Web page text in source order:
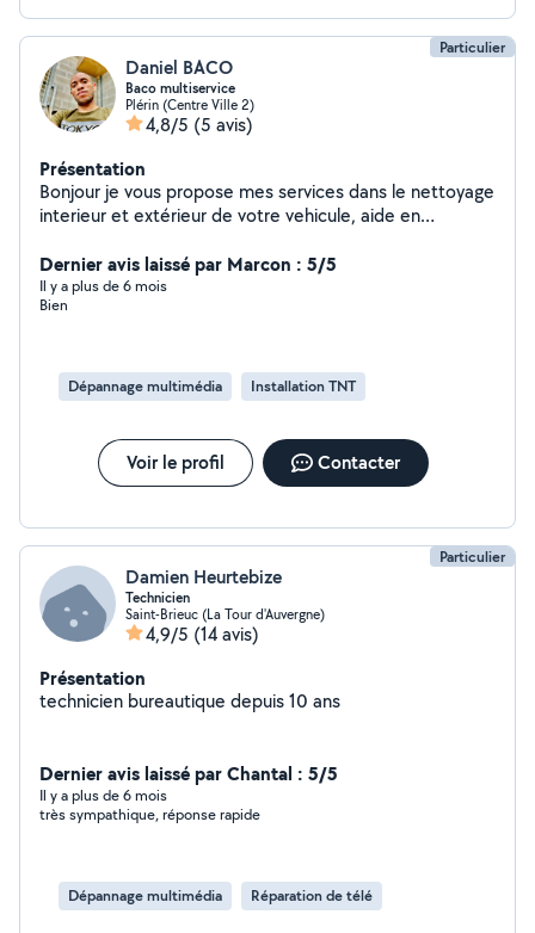
Particulier
Daniel BACO
Baco multiservice
Plérin (Centre Ville 2)
4,8/5 (5 avis)
Présentation
Bonjour je vous propose mes services dans le nettoyage
interieur et extérieur de votre vehicule, aide en
etc je vous propose egalement aussi sur l'entretien de
votre jardin. Je loue aussi une shampouineuse et un
karcher pour tout autre precision veuillez me contacter
Dernier avis laissé par Marcon : 5/5
Il y a plus de 6 mois
Bien
Dépannage multimédia Installation TNT
Voir le profil Contacter
Particulier
Damien Heurtebize
Technicien
Saint-Brieuc (La Tour d'Auvergne)
4,9/5 (14 avis)
Présentation
technicien bureautique depuis 10 ans
Dernier avis laissé par Chantal : 5/5
Il y a plus de 6 mois
très sympathique, réponse rapide
Dépannage multimédia Réparation de télé